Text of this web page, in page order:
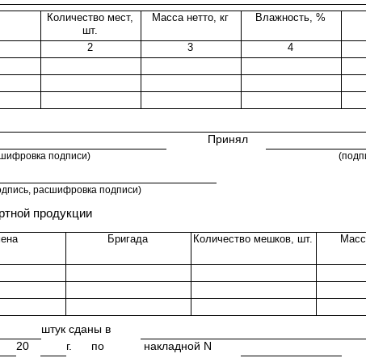
Количество мест,
шт.
Масса нетто, кг Влажность, %
2 3 4
Принял
подписи)
расшифровка подписи)
продукции
Бригада Количество мешков, шт.
штук сданы в
20 г. по накладной N